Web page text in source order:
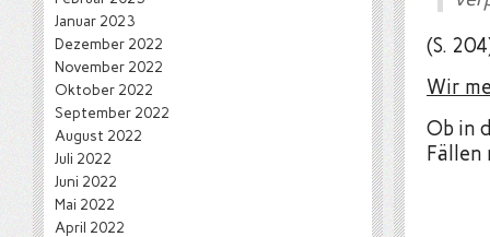
(S.
Wir
Ob in
Fällen
Januar 2023
Dezember 2022
November 2022
Oktober 2022
September 2022
August 2022
Juli 2022
Juni 2022
Mai 2022
April 2022